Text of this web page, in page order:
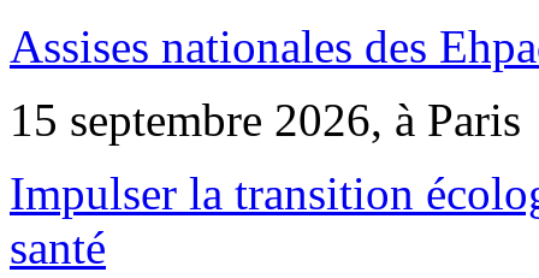
Assises nationales des
15 septembre 2026, à Paris
Impulser la transition
santé